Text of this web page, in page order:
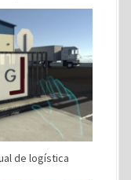
de logística